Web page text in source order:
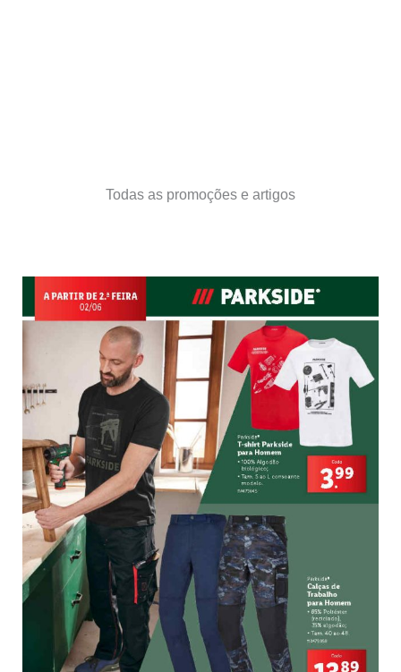
Todas as promoções e artigos